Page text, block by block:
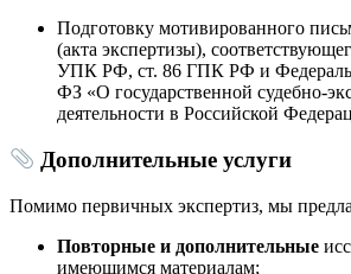
Подготовку мотивированного
(акта экспертизы),
УПК РФ, ст. 86 ГПК РФ и
ФЗ «О государственной судебно-
деятельности в Российской
Дополнительные услуги
Помимо первичных экспертиз, мы
Повторные и дополнительные
имеющимся материалам;